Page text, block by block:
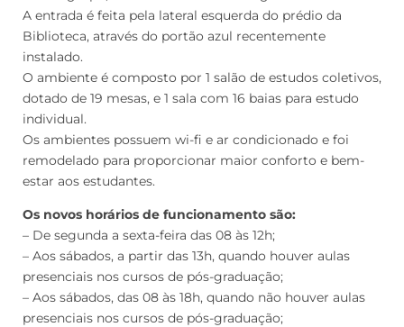
A entrada é feita pela lateral esquerda do prédio da
Biblioteca, através do portão azul recentemente
instalado.
O ambiente é composto por 1 salão de estudos coletivos,
dotado de 19 mesas, e 1 sala com 16 baias para estudo
individual.
Os ambientes possuem wi-fi e ar condicionado e foi
remodelado para proporcionar maior conforto e bem-
estar aos estudantes.
Os novos horários de funcionamento são:
– De segunda a sexta-feira das 08 às 12h;
– Aos sábados, a partir das 13h, quando houver aulas
presenciais nos cursos de pós-graduação;
– Aos sábados, das 08 às 18h, quando não houver aulas
presenciais nos cursos de pós-graduação;